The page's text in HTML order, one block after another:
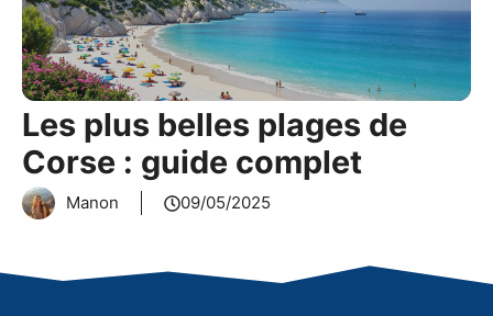
Les plus belles plages de
Corse : guide complet
Manon 09/05/2025